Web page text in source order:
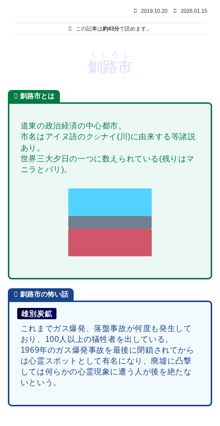
2019.10.20 2026.01.15
この記事は約43分で読めます。
釧路市
くしろし
釧路市とは
道東の政治経済の中心都市。
市名はアイヌ語のク シナイ(川)に由来する等諸説
あり。
世界三大夕日の一つに数えられている(残りはマ
ニラとパリ)。
釧路市の怖い話
雄別炭鉱
これまでガス爆発、落盤事故が何度も発生して
おり、100人以上の犠牲者を出している。
1969年のガス爆発事故を最後に閉鎖されてから
は心霊スポットとして有名になり、廃墟に凸撃
しては何らかの心霊現象に遭う人が後を絶たな
いという。